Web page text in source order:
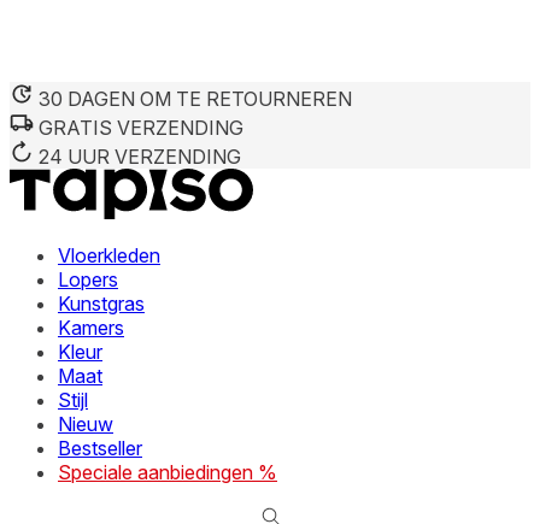
30 DAGEN OM TE RETOURNEREN
GRATIS VERZENDING
24 UUR VERZENDING
Vloerkleden
Lopers
Kunstgras
Kamers
Kleur
Maat
Stijl
Nieuw
Bestseller
Speciale aanbiedingen %
We gebruiken cookies om inhoud en advertenties te
deze informatie combineren met andere gegevens die u
diensten.
Noodzakelijk
Noodzakelijke cookies zijn essentieel voor de
verandert, zoals uw voorkeurstaal of de regio waar u zich